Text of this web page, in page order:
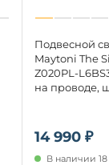
14 990 ₽
Подвесной
Maytoni The
Z020PL-
на проводе,
В наличии 18